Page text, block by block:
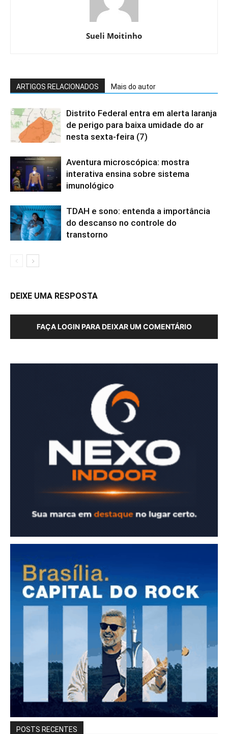
Sueli Moitinho
ARTIGOS RELACIONADOS Mais do autor
Distrito Federal entra em alerta laranja
de perigo para baixa umidade do ar
nesta sexta-feira (7)
Aventura microscópica: mostra
interativa ensina sobre sistema
imunológico
TDAH e sono: entenda a importância
do descanso no controle do
transtorno
DEIXE UMA RESPOSTA
FAÇA LOGIN PARA DEIXAR UM COMENTÁRIO
POSTS RECENTES